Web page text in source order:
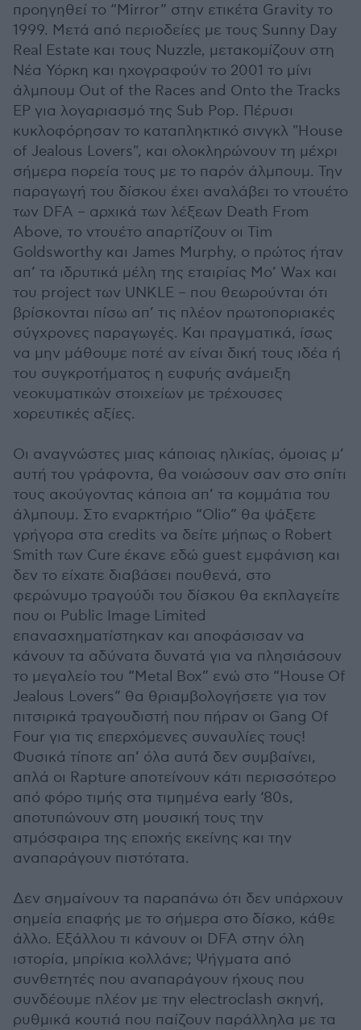
προηγηθεί το “Mirror” στην ετικέτα Gravity το
1999. Μετά από περιοδείες με τους Sunny Day
Real Estate και τους Nuzzle, μετακομίζουν στη
Νέα Υόρκη και ηχογραφούν το 2001 το μίνι
άλμπουμ Out of the Races and Onto the Tracks
EP για λογαριασμό της Sub Pop. Πέρυσι
κυκλοφόρησαν το καταπληκτικό σινγκλ "House
of Jealous Lovers", και ολοκληρώνουν τη μέχρι
σήμερα πορεία τους με το παρόν άλμπουμ. Την
παραγωγή του δίσκου έχει αναλάβει το ντουέτο
των DFA – αρχικά των λέξεων Death From
Above, το ντουέτο απαρτίζουν οι Tim
Goldsworthy και James Murphy, ο πρώτος ήταν
απ’ τα ιδρυτικά μέλη της εταιρίας Mo’ Wax και
του project των UNKLE – που θεωρούνται ότι
βρίσκονται πίσω απ’ τις πλέον πρωτοποριακές
σύγχρονες παραγωγές. Και πραγματικά, ίσως
να μην μάθουμε ποτέ αν είναι δική τους ιδέα ή
του συγκροτήματος η ευφυής ανάμειξη
νεοκυματικών στοιχείων με τρέχουσες
χορευτικές αξίες.
Οι αναγνώστες μιας κάποιας ηλικίας, όμοιας μ’
αυτή του γράφοντα, θα νοιώσουν σαν στο σπίτι
τους ακούγοντας κάποια απ’ τα κομμάτια του
άλμπουμ. Στο εναρκτήριο “Olio” θα ψάξετε
γρήγορα στα credits να δείτε μήπως ο Robert
Smith των Cure έκανε εδώ guest εμφάνιση και
δεν το είχατε διαβάσει πουθενά, στο
φερώνυμο τραγούδι του δίσκου θα εκπλαγείτε
που οι Public Image Limited
επανασχηματίστηκαν και αποφάσισαν να
κάνουν τα αδύνατα δυνατά για να πλησιάσουν
το μεγαλείο του “Metal Box” ενώ στο “House Of
Jealous Lovers” θα θριαμβολογήσετε για τον
πιτσιρικά τραγουδιστή που πήραν οι Gang Of
Four για τις επερχόμενες συναυλίες τους!
Φυσικά τίποτε απ’ όλα αυτά δεν συμβαίνει,
απλά οι Rapture αποτείνουν κάτι περισσότερο
από φόρο τιμής στα τιμημένα early ‘80s,
αποτυπώνουν στη μουσική τους την
ατμόσφαιρα της εποχής εκείνης και την
αναπαράγουν πιστότατα.
Δεν σημαίνουν τα παραπάνω ότι δεν υπάρχουν
σημεία επαφής με το σήμερα στο δίσκο, κάθε
άλλο. Εξάλλου τι κάνουν οι DFA στην όλη
ιστορία, μπρίκια κολλάνε; Ψήγματα από
συνθετητές που αναπαράγουν ήχους που
συνδέουμε πλέον με την electroclash σκηνή,
ρυθμικά κουτιά που παίζουν παράλληλα με τα